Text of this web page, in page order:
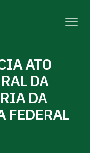
ATO
DA
DA
FEDERAL